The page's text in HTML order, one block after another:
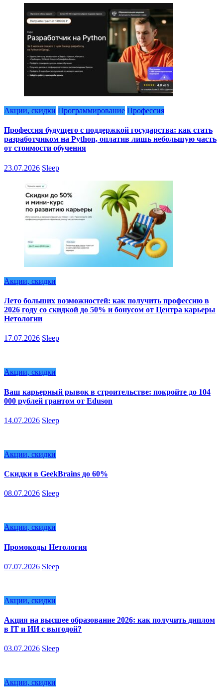
Акции, скидки Программирование Профессия
Профессия будущего с поддержкой государства: как стать
разработчиком на Python, оплатив лишь небольшую часть
от стоимости обучения
23.07.2026 Sleep
Акции, скидки
Лето больших возможностей: как получить профессию в
2026 году со скидкой до 50% и бонусом от Центра карьеры
Нетологии
17.07.2026 Sleep
Акции, скидки
Ваш карьерный рывок в строительстве: покройте до 104
000 рублей грантом от Eduson
14.07.2026 Sleep
Акции, скидки
Скидки в GeekBrains до 60%
08.07.2026 Sleep
Акции, скидки
Промокоды Нетология
07.07.2026 Sleep
Акции, скидки
Акция на высшее образование 2026: как получить диплом
в IT и ИИ с выгодой?
03.07.2026 Sleep
Акции, скидки